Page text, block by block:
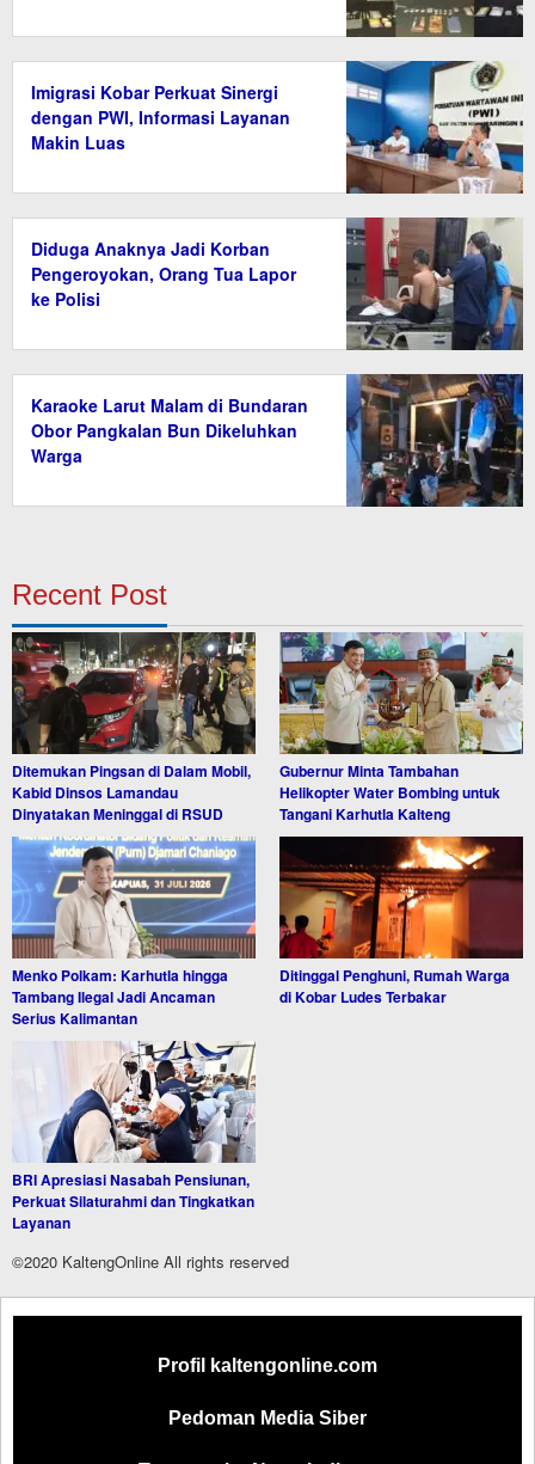
Imigrasi Kobar Perkuat Sinergi
dengan PWI, Informasi Layanan
Makin Luas
Diduga Anaknya Jadi Korban
Pengeroyokan, Orang Tua Lapor
ke Polisi
Karaoke Larut Malam di Bundaran
Obor Pangkalan Bun Dikeluhkan
Warga
Recent Post
Ditemukan Pingsan di Dalam Mobil,
Kabid Dinsos Lamandau
Dinyatakan Meninggal di RSUD
Gubernur Minta Tambahan
Helikopter Water Bombing untuk
Tangani Karhutla Kalteng
Menko Polkam: Karhutla hingga
Tambang Ilegal Jadi Ancaman
Serius Kalimantan
Ditinggal Penghuni, Rumah Warga
di Kobar Ludes Terbakar
BRI Apresiasi Nasabah Pensiunan,
Perkuat Silaturahmi dan Tingkatkan
Layanan
©2020 KaltengOnline All rights reserved
Profil kaltengonline.com
Pedoman Media Siber